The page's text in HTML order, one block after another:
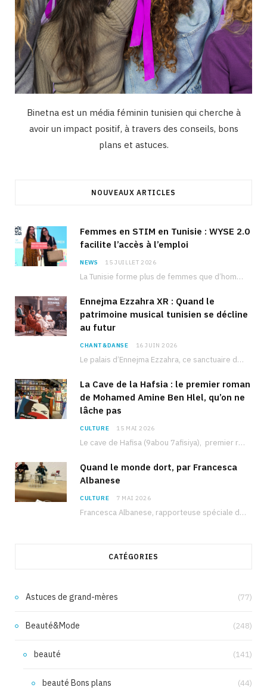
Binetna est un média féminin tunisien qui cherche à
avoir un impact positif, à travers des conseils, bons
plans et astuces.
NOUVEAUX ARTICLES
Femmes en STIM en Tunisie : WYSE 2.0
facilite l’accès à l’emploi
NEWS 15 JUILLET 2026
La Tunisie forme plus de femmes que d’hommes dans les filières scientifiques. Pourtant, pour beaucoup…
Ennejma Ezzahra XR : Quand le
patrimoine musical tunisien se décline
au futur
CHANT&DANSE 16 JUIN 2026
Le palais d’Ennejma Ezzahra, ce sanctuaire de la musique tunisienne et méditerranéenne construit par le…
La Cave de la Hafsia : le premier roman
de Mohamed Amine Ben Hlel, qu’on ne
lâche pas
CULTURE 15 MAI 2026
Le cave de Hafisa (9abou 7afisiya), premier roman du journaliste tunisien Mohamed Amine Ben Hlel,…
Quand le monde dort, par Francesca
Albanese
CULTURE 7 MAI 2026
Francesca Albanese, rapporteuse spéciale de l’ONU sur les territoires palestiniens occupés, était à Tunis pour…
CATÉGORIES
Astuces de grand-mères (77)
Beauté&Mode (248)
beauté (141)
beauté Bons plans (44)